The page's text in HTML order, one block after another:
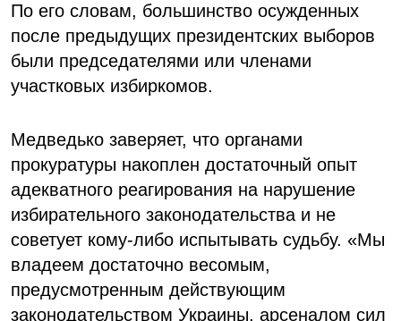
По его словам, большинство осужденных
после предыдущих президентских выборов
были председателями или членами
участковых избиркомов.
Медведько заверяет, что органами
прокуратуры накоплен достаточный опыт
адекватного реагирования на нарушение
избирательного законодательства и не
советует кому-либо испытывать судьбу. «Мы
владеем достаточно весомым,
предусмотренным действующим
законодательством Украины, арсеналом сил